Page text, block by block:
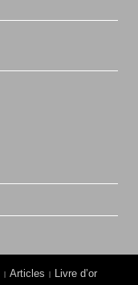
Articles Livre d’or